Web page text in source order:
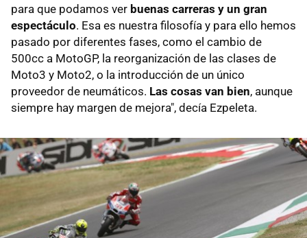
para que podamos ver buenas carreras y un gran
espectáculo. Esa es nuestra filosofía y para ello hemos
pasado por diferentes fases, como el cambio de
500cc a MotoGP, la reorganización de las clases de
Moto3 y Moto2, o la introducción de un único
proveedor de neumáticos. Las cosas van bien, aunque
siempre hay margen de mejora", decía Ezpeleta.